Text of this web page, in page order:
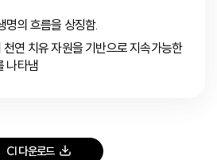
명의 흐름을 상징함.
연 치유 자원을 기반으로 지속가능한
나타냄
CI 다운로드